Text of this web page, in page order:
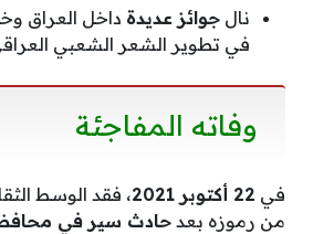
نال جوائز عديدة داخل العراق
في تطوير الشعر الشعبي
وفاته المفاجئة
في 22 أكتوبر 2021
، فقد الوسط
من رموزه بعدحادث سير في